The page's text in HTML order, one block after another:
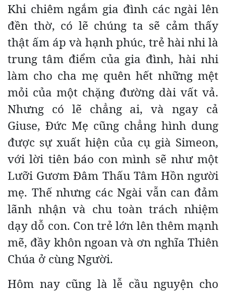
Khi chiêm ngắm gia đình các ngài lên
đền thờ, có lẽ chúng ta sẽ cảm thấy
thật ấm áp và hạnh phúc, trẻ hài nhi là
trung tâm điểm của gia đình, hài nhi
làm cho cha mẹ quên hết những mệt
mỏi của một chặng đường dài vất vả.
Nhưng có lẽ chẳng ai, và ngay cả
Giuse, Đức Mẹ cũng chẳng hình dung
được sự xuất hiện của cụ già Simeon,
với lời tiên báo con mình sẽ như một
Lưỡi Gươm Đâm Thấu Tâm Hồn người
mẹ. Thế nhưng các Ngài vẫn can đảm
lãnh nhận và chu toàn trách nhiệm
dạy dỗ con. Con trẻ lớn lên thêm mạnh
mẽ, đầy khôn ngoan và ơn nghĩa Thiên
Chúa ở cùng Người.
Hôm nay cũng là lễ cầu nguyện cho